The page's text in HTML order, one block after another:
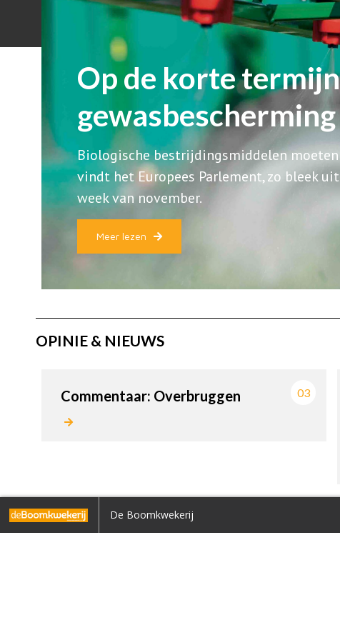
Terug naar overzicht
De Boomkwekerij
Op de korte
Biologische bestrijdingsmiddelen
vindt het Europees Parlement, zo bleek
week van november.
Meer lezen
OPINIE & NIEUWS
Commentaar: Overbruggen 03